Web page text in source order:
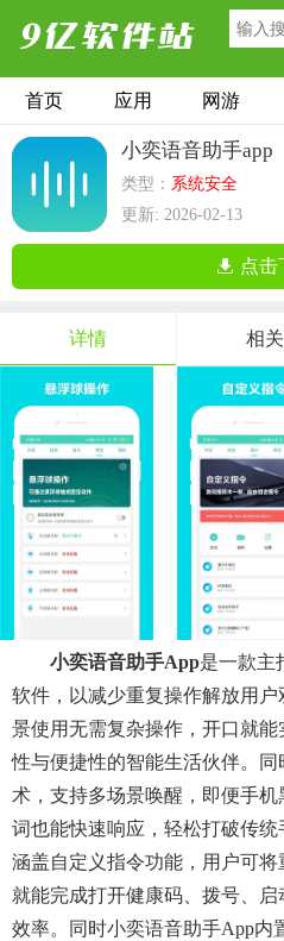
首页 应用 网游
小奕语音助手app
类型： 系统安全
更新: 2026-02-13
点击
详情 相关
小奕语音助手app是一款主
软件，以减少重复操作解放用
景使用无需复杂操作，开口就
性与便捷性的智能生活伙伴。
术，支持多场景唤醒，即便手
词也能快速响应，轻松打破传
涵盖自定义指令功能，用户可
就能完成打开健康码、拨号、
效率。同时小奕语音助手app内